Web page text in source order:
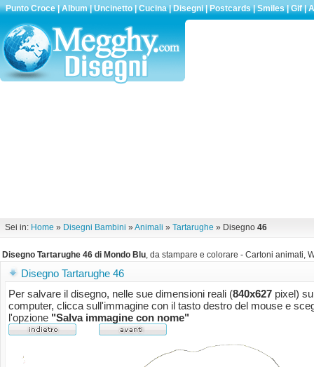
Punto Croce|Album|Uncinetto|Cucina|Disegni|Postcards|Smiles|Gif|
Sei in: Home » Disegni Bambini »Animali » Tartarughe » Disegno 46
Disegno Tartarughe 46 di Mondo Blu, da stampare e colorare - Cartoni animati,
Disegno Tartarughe 46
Per salvare il disegno, nelle sue dimensioni reali (840x627 pixel)
computer, clicca sull'immagine con il tasto destro del mouse e
l'opzione "Salva immagine con nome"